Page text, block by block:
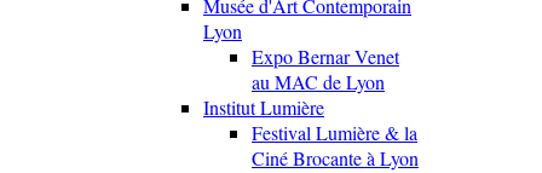
Musée d'Art Contemporain
Lyon
Expo Bernar Venet
au MAC de Lyon
Institut Lumière
Festival Lumière & la
Ciné Brocante à Lyon